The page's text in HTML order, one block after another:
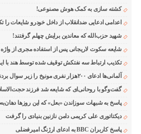
کشته سازی به کمک هوش مصنوعی!
اعدامی ادعایی ضدانقلاب از داخل خودرو شایعات را
شهید حزب‌الله که معاندین برایش چهلم گرفتند!
شایعه سکوت لاریجانی پس از استفاده مجری از
تکذیب ارتباط سه نفتکش توقیف شده توسط هند با
آلمانی‌ها ادعای ۲۰۰هزار نفری مونیخ را زیر سوال بردند
گفت‌وگو با روحانی‌ای که شایعه شد فرزند
پاسخ به شبهات سوزاندن «بعل» که این روزها
دیکتاتوری علی کریمی دامن نازنین بنیادی را گرفت
پاسخ کاربران BBC به ادعای ارژنگ امیرفضلی